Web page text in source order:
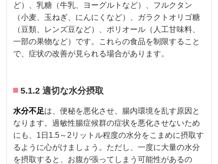
ど）、乳糖（牛乳、ヨーグルトなど）、フルクタン
（小麦、玉ねぎ、にんにくなど）、ガラクトオリゴ糖
（豆類、レンズ豆など）、ポリオール（人工甘味料、
一部の果物など）です。これらの食品を制限すること
で、症状の改善が見られる場合があります。
5.1.2 適切な水分摂取
水分不足は、便秘を悪化させ、腸内環境を乱す原因と
なります。過敏性腸症候群の症状を悪化させないため
にも、1日1.5～2リットル程度の水分をこまめに摂取す
るように心がけましょう。ただし、一度に大量の水分
を摂取すると、お腹が張ってしまう可能性があるの